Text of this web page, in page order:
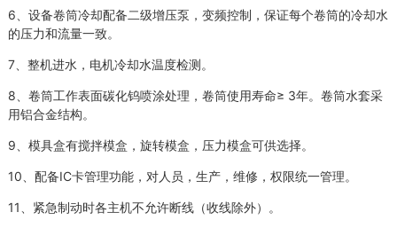
6、设备卷筒冷却配备二级增压泵，变频控制，保证每个卷筒的冷却水
的压力和流量一致。
7、整机进水，电机冷却水温度检测。
8、卷筒工作表面碳化钨喷涂处理，卷筒使用寿命≥ 3年。卷筒水套采
用铝合金结构。
9、模具盒有搅拌模盒，旋转模盒，压力模盒可供选择。
10、配备IC卡管理功能，对人员，生产，维修，权限统一管理。
11、紧急制动时各主机不允许断线（收线除外）。